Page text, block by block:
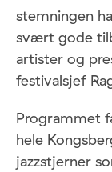
stemningen
svært gode
artister og
festivalsjef
Programmet
hele
jazzstjerner